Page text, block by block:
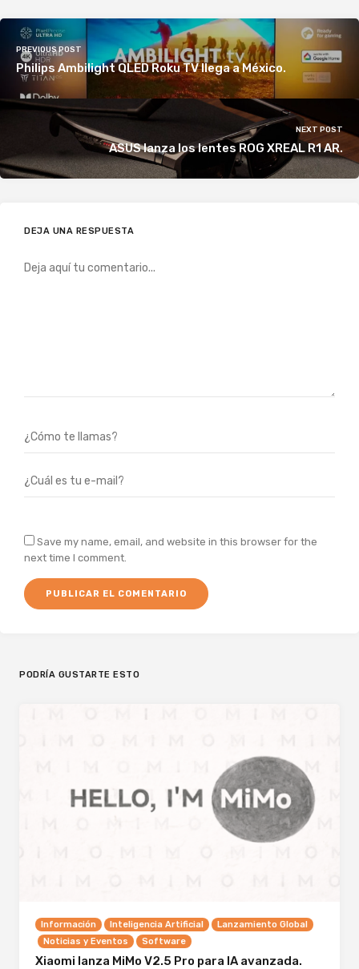
PREVIOUS POST
Philips Ambilight QLED Roku TV llega a México.
NEXT POST
ASUS lanza los lentes ROG XREAL R1 AR.
DEJA UNA RESPUESTA
Save my name, email, and website in this browser for the
next time I comment.
PODRÍA GUSTARTE ESTO
Información Inteligencia Artificial
Lanzamiento Global
Noticias y Eventos
Software
Xiaomi lanza MiMo V2.5 Pro para IA avanzada.